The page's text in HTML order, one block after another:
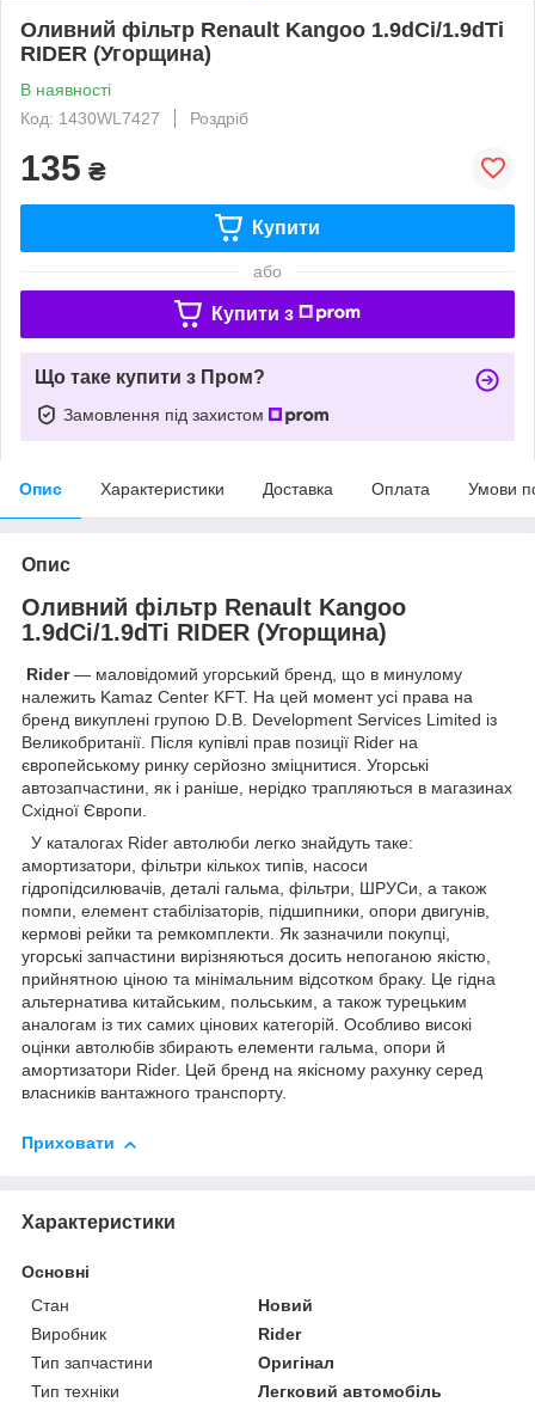
Оливний фільтр Renault Kangoo 1.9dCi/1.9dTi
RIDER (Угорщина)
В наявності
Код: 1430WL7427
Роздріб
135 ₴
Купити
або
Купити з
Що таке купити з Пром?
Замовлення під захистом
Опис Характеристики Доставка Оплата Умови
Опис
Оливний фільтр Renault Kangoo
1.9dCi/1.9dTi RIDER (Угорщина)
Rider— маловідомий угорський бренд, що в минулому
належить Kamaz Center KFT. На цей момент усі права на
бренд викуплені групою D.B. Development Services Limited із
Великобританії. Після купівлі прав позиції Rider на
європейському ринку серйозно зміцнитися. Угорські
автозапчастини, як і раніше, нерідко трапляються в магазинах
Східної Європи.
У каталогах Rider автолюби легко знайдуть таке:
амортизатори, фільтри кількох типів, насоси
гідропідсилювачів, деталі гальма, фільтри, ШРУСи, а також
помпи, елемент стабілізаторів, підшипники, опори двигунів,
кермові рейки та ремкомплекти. Як зазначили покупці,
угорські запчастини вирізняються досить непоганою якістю,
прийнятною ціною та мінімальним відсотком браку. Це гідна
альтернатива китайським, польським, а також турецьким
аналогам із тих самих цінових категорій. Особливо високі
оцінки автолюбів збирають елементи гальма, опори й
амортизатори Rider. Цей бренд на якісному рахунку серед
власників вантажного транспорту.
Приховати
Характеристики
Основні
Стан
Новий
Виробник
Rider
Тип запчастини
Оригінал
Тип техніки
Легковий автомобіль